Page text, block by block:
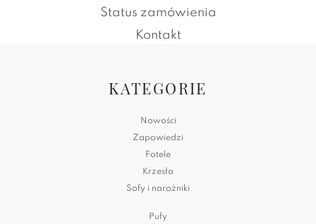
Status zamówienia
Kontakt
KATEGORIE
Nowości
Zapowiedzi
Fotele
Krzesła
Sofy i narożniki
Pufy